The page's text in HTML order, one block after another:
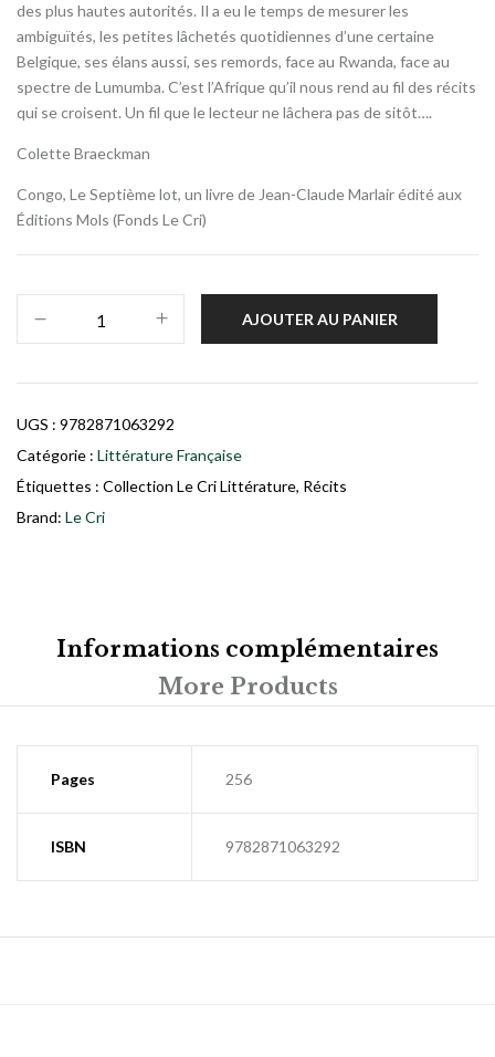
des plus hautes autorités. Il a eu le temps de mesurer les
ambiguïtés, les petites lâchetés quotidiennes d’une certaine
Belgique, ses élans aussi, ses remords, face au Rwanda, face au
spectre de Lumumba. C’est l’Afrique qu’il nous rend au fil des récits
qui se croisent. Un fil que le lecteur ne lâchera pas de sitôt….
Colette Braeckman
Congo, Le Septième lot, un livre de Jean-Claude Marlair édité aux
Éditions Mols (Fonds Le Cri)
AJOUTER AU PANIER
UGS : 9782871063292
Catégorie : Littérature Française
Étiquettes : Collection Le Cri Littérature, Récits
Brand: Le Cri
Informations complémentaires
More Products
Pages 256
ISBN 9782871063292